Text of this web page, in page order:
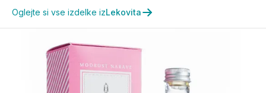
Oglejte si vse izdelke izLekovita